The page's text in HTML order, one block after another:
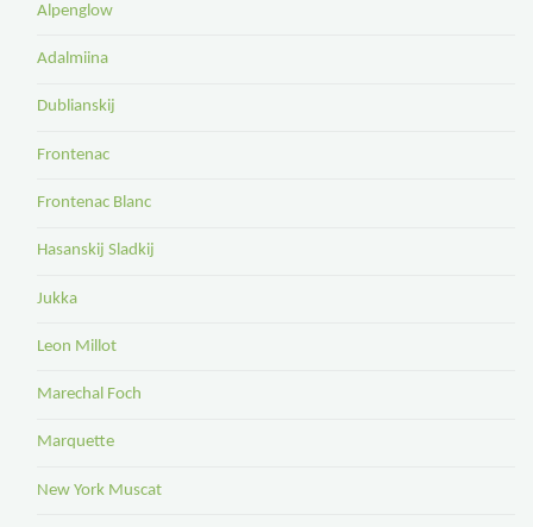
Alpenglow
Adalmiina
Dublianskij
Frontenac
Frontenac Blanc
Hasanskij Sladkij
Jukka
Leon Millot
Marechal Foch
Marquette
New York Muscat